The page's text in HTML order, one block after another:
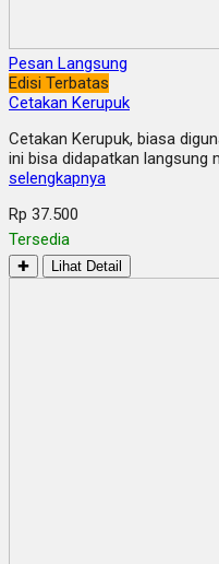
Pesan Langsung
Edisi Terbatas
Cetakan Kerupuk
Cetakan Kerupuk, biasa
ini bisa didapatkan langsung
selengkapnya
Rp 37.500
Tersedia
✚ Lihat Detail